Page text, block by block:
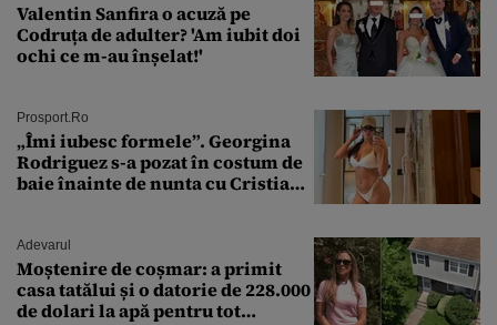
Valentin Sanfira o acuză pe
Codruța de adulter? 'Am iubit doi
ochi ce m-au înșelat!'
Prosport.ro
„Îmi iubesc formele”. Georgina
Rodriguez s-a pozat în costum de
baie înainte de nunta cu Cristiano
Adevarul
Moștenire de coșmar: a primit
casa tatălui și o datorie de 228.000
de dolari la apă pentru tot